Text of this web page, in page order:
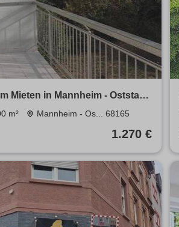
Mieten in Mannheim - Oststadt
m² Mannheim - Os... 68165
1.270 €